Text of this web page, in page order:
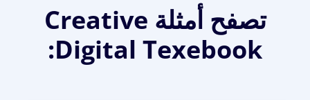
تصفح أمثلة Creative
Digital Texebook: